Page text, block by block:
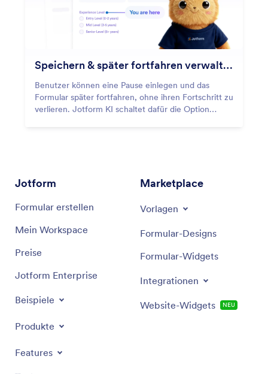
Speichern & später fortfahren verwalten
Benutzer können eine Pause einlegen und das
Formular später fortfahren, ohne ihren Fortschritt zu
verlieren. Jotform KI schaltet dafür die Option
Jotform
Formular erstellen
Mein Workspace
Preise
Jotform Enterprise
Beispiele
Produkte
Features
Marketplace
Vorlagen
Formular-Designs
Formular-Widgets
Integrationen
Website-Widgets NEU